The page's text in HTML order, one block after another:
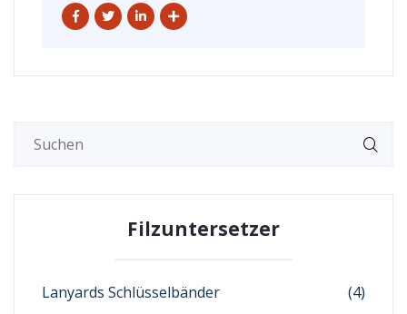
Filzuntersetzer
Lanyards Schlüsselbänder
(4)